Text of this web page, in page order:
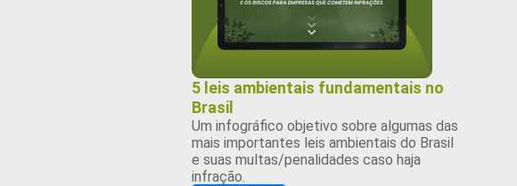
5 leis ambientais fundamentais no
Brasil
Um infográfico objetivo sobre algumas das
mais importantes leis ambientais do Brasil
e suas multas/penalidades caso haja
infração.